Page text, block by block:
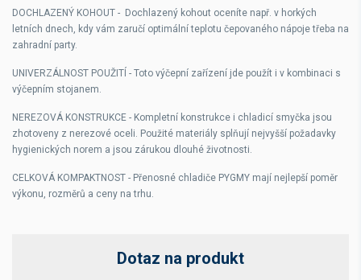
DOCHLAZENÝ KOHOUT - Dochlazený kohout oceníte např. v horkých
letních dnech, kdy vám zaručí optimální teplotu čepovaného nápoje třeba na
zahradní party.
UNIVERZÁLNOST POUŽITÍ - Toto výčepní zařízení jde použít i v kombinaci s
výčepním stojanem.
NEREZOVÁ KONSTRUKCE - Kompletní konstrukce i chladicí smyčka jsou
zhotoveny z nerezové oceli. Použité materiály splňují nejvyšší požadavky
hygienických norem a jsou zárukou dlouhé životnosti.
CELKOVÁ KOMPAKTNOST - Přenosné chladiče PYGMY mají nejlepší poměr
výkonu, rozměrů a ceny na trhu.
Dotaz na produkt